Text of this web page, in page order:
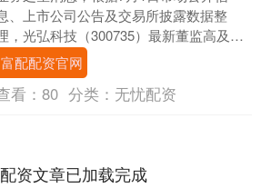
、上市公司公告及交易所披露数据整
，光弘科技（300735）最新董监高及相
人员股份变动情况：2025年6月30日公司
秘....
富配配资官网
看： 80 分类： 无忧配资
资文章已加载完成